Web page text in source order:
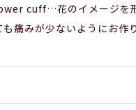
cuff…花のイメージを
痛みが少ないようにお作